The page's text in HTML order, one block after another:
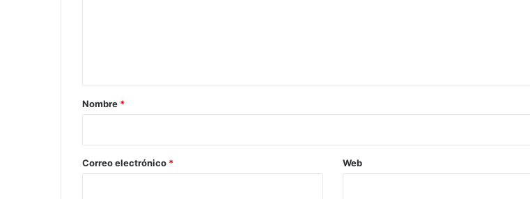
r
*
Nombre *
Correo electrónico * Web